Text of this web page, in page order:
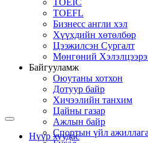
TOEIC
TOEFL
Бизнесс англи хэл
Хүүхдийн хөтөлбөр
Цээжилсэн Сургалт
Мөнгөний
Байгууламж
Оюутаны хотхон
Дотуур байр
Хичээлийн танхим
Цайны газар
Ажлын байр
Спортын үйл
Нүүр хуудас